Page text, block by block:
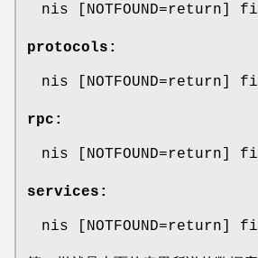
nis [NOTFOUND=return]
protocols:
nis [NOTFOUND=return]
rpc:
nis [NOTFOUND=return]
services:
nis [NOTFOUND=return]